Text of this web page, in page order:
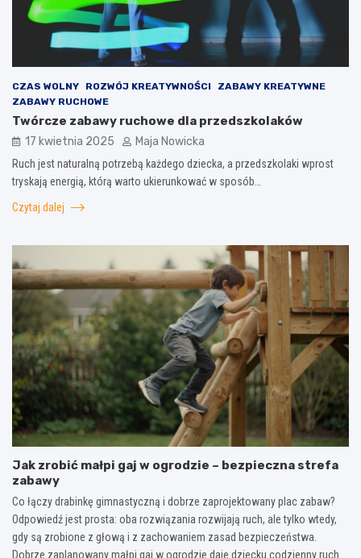
CZAS WOLNY ROZWÓJ KREATYWNOŚCI
ZABAWY KREATYWNE
ZABAWY RUCHOWE
Twórcze zabawy ruchowe dla przedszkolaków
17 kwietnia 2025 Maja Nowicka
Ruch jest naturalną potrzebą każdego dziecka, a przedszkolaki wprost
tryskają energią, którą warto ukierunkować w sposób…
Czytaj dalej
Jak zrobić małpi gaj w ogrodzie – bezpieczna strefa
zabawy
Co łączy drabinkę gimnastyczną i dobrze zaprojektowany plac zabaw?
Odpowiedź jest prosta: oba rozwiązania rozwijają ruch, ale tylko wtedy,
gdy są zrobione z głową i z zachowaniem zasad bezpieczeństwa.
Dobrze zaplanowany małpi gaj w ogrodzie daje dziecku codzienny ruch